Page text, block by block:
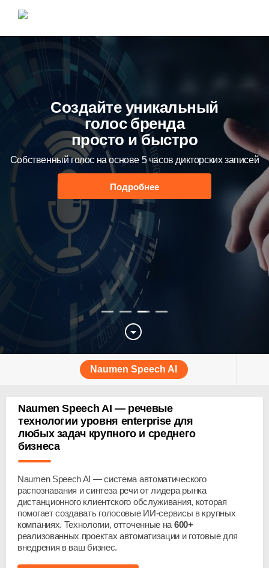
Создайте уникальный
голос бренда
просто и быстро
Собственный голос на основе 5 часов дикторских записей
Подробнее
Naumen Speech AI
Naumen Speech AI — речевые
технологии уровня enterprise для
любых задач крупного и среднего
бизнеса
Naumen Speech AI — система автоматического
распознавания и синтеза речи от лидера рынка
дистанционного клиентского обслуживания, которая
помогает создавать голосовые ИИ-сервисы в крупных
компаниях. Технологии, отточенные на 600+
реализованных проектах автоматизации и готовые для
внедрения в ваш бизнес.